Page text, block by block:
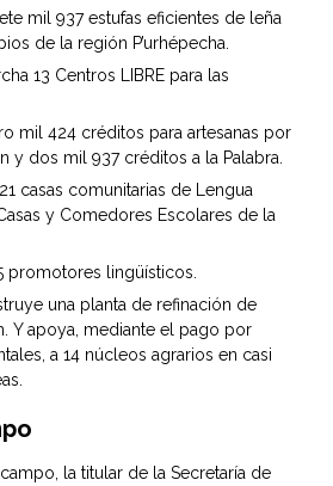
mil 937 estufas eficientes de leña
de la región P’urhépecha.
13 Centros LIBRE para las
mil 424 créditos para artesanas por
y dos mil 937 créditos a la Palabra.
casas comunitarias de Lengua
y Comedores Escolares de la
promotores lingüísticos.
una planta de refinación de
Y apoya, mediante el pago por
a 14 núcleos agrarios en casi
la titular de la Secretaría de